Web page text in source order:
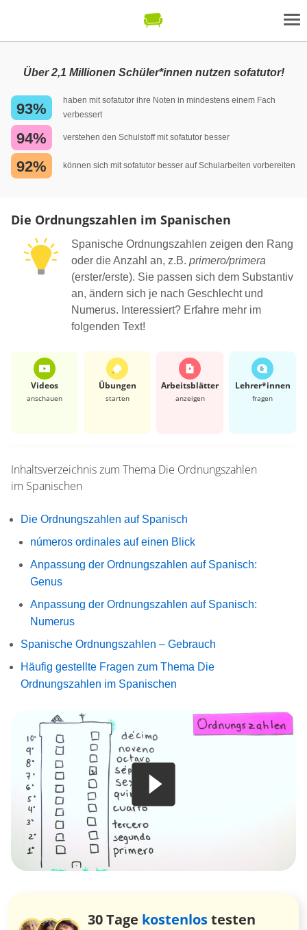
Über 2,1 Millionen Schüler*innen nutzen sofatutor!
93%
haben mit sofatutor ihre Noten in mindestens einem Fach
verbessert
94% verstehen den Schulstoff mit sofatutor besser
92% können sich mit sofatutor besser auf Schularbeiten vorbereiten
Die Ordnungszahlen im Spanischen
Spanische Ordnungszahlen zeigen den Rang
oder die Anzahl an, z.B. primero/primera
(erster/erste). Sie passen sich dem Substantiv
an, ändern sich je nach Geschlecht und
Numerus. Interessiert? Erfahre mehr im
folgenden Text!
Videos
anschauen
Übungen
starten
Arbeits­blätter
anzeigen
Lehrer*​innen
fragen
Inhaltsverzeichnis zum Thema Die Ordnungszahlen
im Spanischen
Die Ordnungszahlen auf Spanisch
números ordinales auf einen Blick
Anpassung der Ordnungszahlen auf Spanisch:
Genus
Anpassung der Ordnungszahlen auf Spanisch:
Numerus
Spanische Ordnungszahlen – Gebrauch
Häufig gestellte Fragen zum Thema Die
Ordnungszahlen im Spanischen
30 Tage kostenlostesten